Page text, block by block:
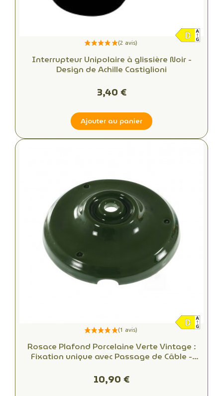
Interrupteur Unipolaire à glissière Noir -
Design de Achille Castiglioni
3,40 €
Ajouter au panier
Rosace Plafond Porcelaine Verte Vintage :
Fixation unique avec Passage de Câble -
10,90 €